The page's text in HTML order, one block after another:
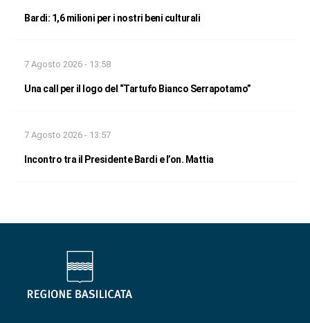
Bardi: 1,6 milioni per i nostri beni culturali
7 Agosto 2026 - 13:58
Una call per il logo del “Tartufo Bianco Serrapotamo”
7 Agosto 2026 - 13:57
Incontro tra il Presidente Bardi e l’on. Mattia